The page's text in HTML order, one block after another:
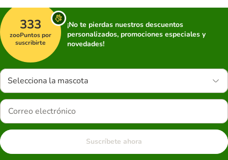
333
zooPuntos por
suscribirte
¡No te pierdas nuestros descuentos
personalizados, promociones especiales y
novedades!
Selecciona la mascota
Suscríbete ahora